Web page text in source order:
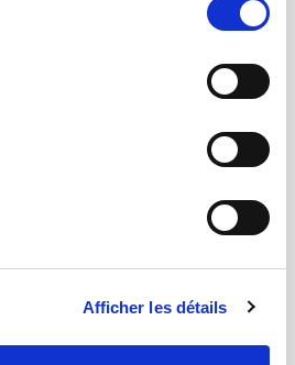
Afficher les détails